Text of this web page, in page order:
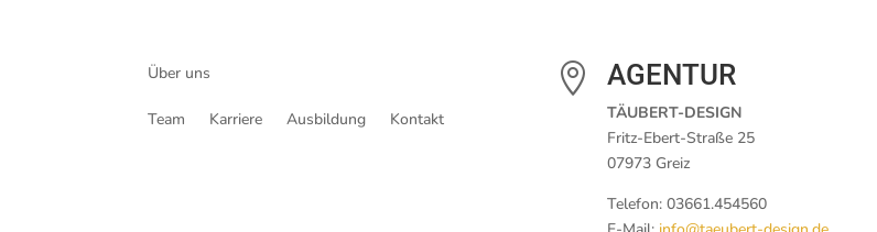
Über uns
Team Karriere Ausbildung Kontakt
 AGENTUR
TÄUBERT-DESIGN
Fritz-Ebert-Straße 25
07973 Greiz
Telefon: 03661.454560